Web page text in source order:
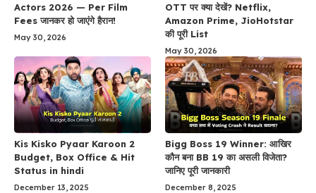
Actors 2026 — Per Film
Fees जानकर हो जाएंगे हैरान!
May 30, 2026
OTT पर क्या देखें? Netflix,
Amazon Prime, JioHotstar
की पूरी List
May 30, 2026
Kis Kisko Pyaar Karoon 2
Budget, Box Office & Hit
Status in hindi
December 13, 2025
Bigg Boss 19 Winner: आखिर
कौन बना BB 19 का असली विजेता?
जानिए पूरी जानकारी
December 8, 2025